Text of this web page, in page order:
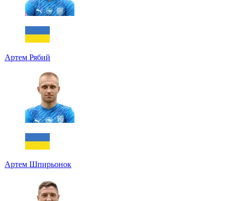
Артем Рябий
Артем Шпирьонок